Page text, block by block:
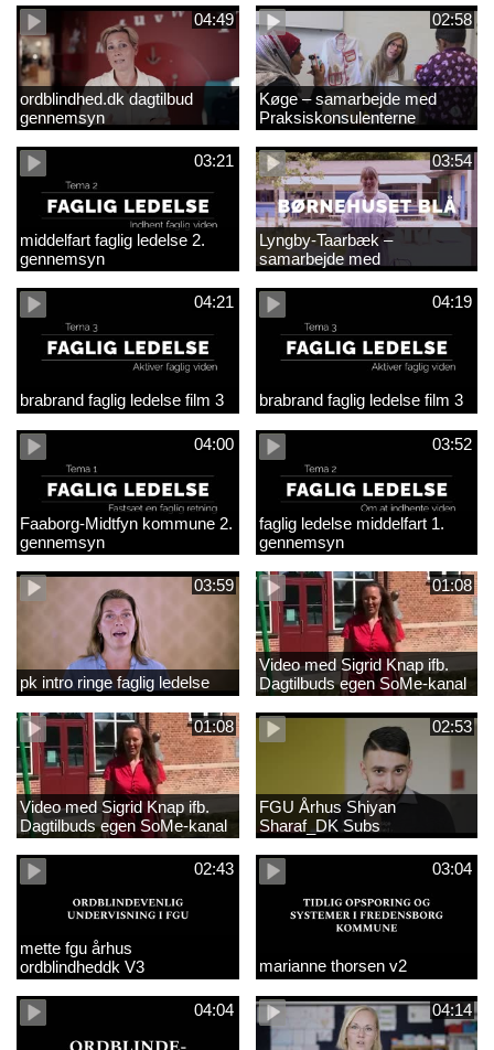
04:49
ordblindhed.dk dagtilbud
gennemsyn
02:58
Køge – samarbejde med
Praksiskonsulenterne
03:21
middelfart faglig ledelse 2.
gennemsyn
03:54
Lyngby-Taarbæk –
samarbejde med
Praksiskonsulenterne
04:21
brabrand faglig ledelse film 3
04:19
brabrand faglig ledelse film 3
04:00
Faaborg-Midtfyn kommune 2.
gennemsyn
03:52
faglig ledelse middelfart 1.
gennemsyn
03:59
pk intro ringe faglig ledelse
01:08
Video med Sigrid Knap ifb.
Dagtilbuds egen SoMe-kanal
med tekster
01:08
Video med Sigrid Knap ifb.
Dagtilbuds egen SoMe-kanal
02:53
FGU Århus Shiyan
Sharaf_DK Subs
02:43
mette fgu århus
ordblindheddk V3
03:04
marianne thorsen v2
04:04 04:14